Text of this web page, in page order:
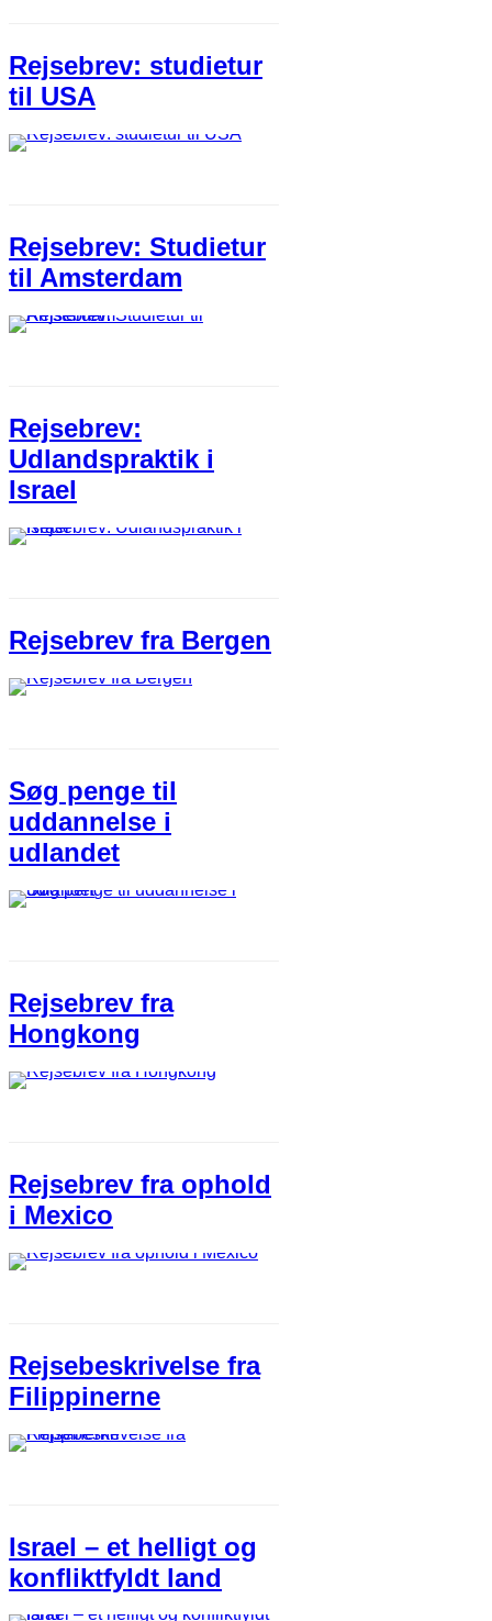
Rejsebrev: studietur
til USA
Rejsebrev: Studietur
til Amsterdam
Rejsebrev:
Udlandspraktik i
Israel
Rejsebrev fra Bergen
Søg penge til
uddannelse i
udlandet
Rejsebrev fra
Hongkong
Rejsebrev fra ophold
i Mexico
Rejsebeskrivelse fra
Filippinerne
Israel – et helligt og
konfliktfyldt land